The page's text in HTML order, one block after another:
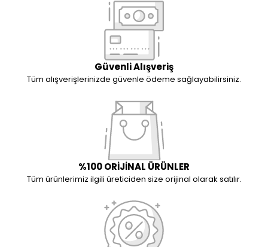
Güvenli Alışveriş
Tüm alışverişlerinizde güvenle ödeme sağlayabilirsiniz.
%100 ORİJİNAL ÜRÜNLER
Tüm ürünlerimiz ilgili üreticiden size orijinal olarak satılır.